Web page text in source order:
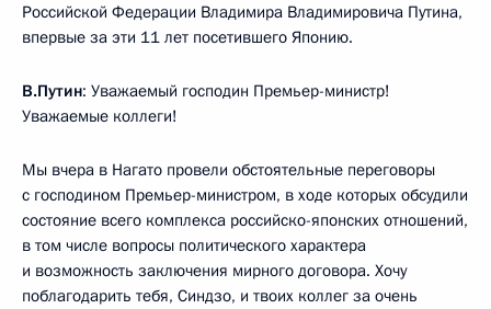
Российской Федерации Владимира Владимировича Путина,
впервые за эти 11 лет посетившего Японию.
В.Путин: Уважаемый господин Премьер-министр!
Уважаемые коллеги!
Мы вчера в Нагато провели обстоятельные переговоры
с господином Премьер-министром, в ходе которых обсудили
состояние всего комплекса российско-японских отношений,
в том числе вопросы политического характера
и возможность заключения мирного договора. Хочу
поблагодарить тебя, Синдзо, и твоих коллег за очень